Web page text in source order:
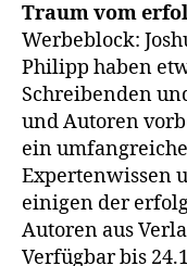
Traum vom
Werbeblock:
Philipp haben
Schreibenden
und Autoren
ein
Expertenwissen
einigen der
Autoren aus
Verfügbar bis